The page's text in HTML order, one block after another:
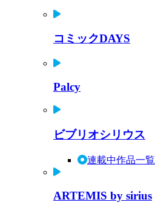
コミックDAYS
Palcy
ビブリオシリウス
連載中作品一覧
ARTEMIS by sirius